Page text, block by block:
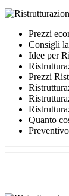
Prezzi
Consigli
Idee per
Prezzi
Quanto